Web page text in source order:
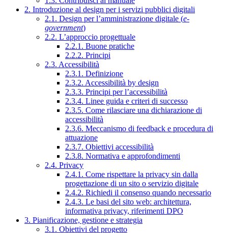
2. Introduzione al design per i servizi pubblici digitali
2.1. Design per l’amministrazione digitale (e-
government)
2.2. L’approccio progettuale
2.2.1. Buone pratiche
2.2.2. Principi
2.3. Accessibilità
2.3.1. Definizione
2.3.2. Accessibilità by design
2.3.3. Principi per l’accessibilità
2.3.4. Linee guida e criteri di successo
2.3.5. Come rilasciare una dichiarazione di
accessibilità
2.3.6. Meccanismo di feedback e procedura di
attuazione
2.3.7. Obiettivi accessibilità
2.3.8. Normativa e approfondimenti
2.4. Privacy
2.4.1. Come rispettare la privacy sin dalla
progettazione di un sito o servizio digitale
2.4.2. Richiedi il consenso quando necessario
2.4.3. Le basi del sito web: architettura,
informativa privacy, riferimenti DPO
3. Pianificazione, gestione e strategia
3.1. Obiettivi del progetto